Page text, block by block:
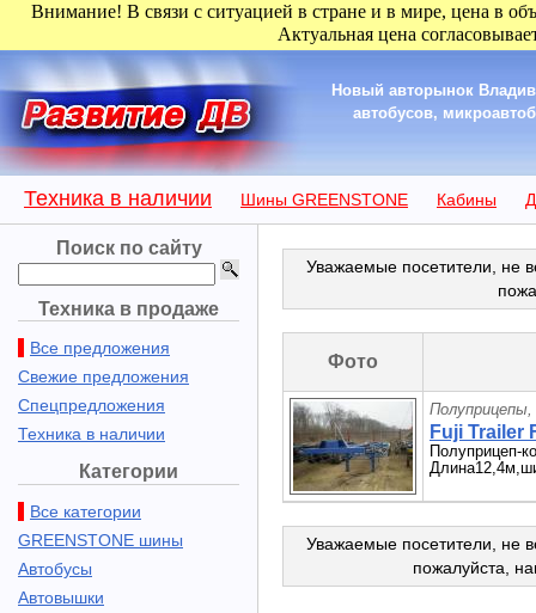
Внимание! В связи с ситуацией в стране и в мире, цена в
Актуальная цена
Новый авторынок
автобусов,
Техника в наличии Шины GREENSTONE Кабины
Поиск по сайту
Техника в продаже
Все предложения
Свежие предложения
Спецпредложения
Техника в наличии
Категории
Все категории
GREENSTONE шины
Автобусы
Автовышки
Уважаемые посетители, не
Фото
Fuji Trailer
Полуприцеп-
Уважаемые посетители, не
пожалуйста,